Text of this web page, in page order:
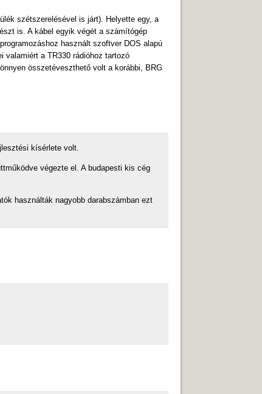
szétszerelésével is járt). Helyette egy, a
is. A kábel egyik végét a számítógép
használt szoftver DOS alapú
valamiért a TR330 rádióhoz tartozó
összetéveszthető volt a korábbi, BRG
kísérlete volt.
végezte el. A budapesti kis cég
használták nagyobb darabszámban ezt